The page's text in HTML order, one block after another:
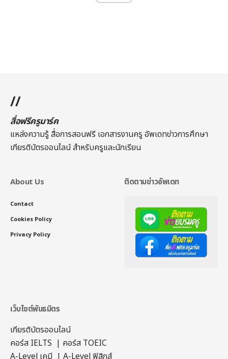
//
สื่อฟรีครูมาร์ค
แหล่งความรู้ สื่อการสอนฟรี เอกสารงานครู อัพเดทข่าวการศึกษา
เกียรติบัตรออนไลน์สำหรับครูและนักเรียน
About Us
Contact
Cookies Policy
Privacy Policy
ติดตามข่าวอัพเดท
เว็บไซต์พันธมิตร
เกียรติบัตรออนไลน์
คอร์ส IELTS | คอร์ส TOEIC
A-Level เคมี | A-Level ฟิสิกส์